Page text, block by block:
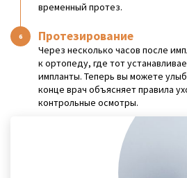
временный протез.
Протезирование
Через несколько часов после
к ортопеду, где тот
импланты. Теперь вы можете
конце врач объясняет правила
контрольные осмотры.